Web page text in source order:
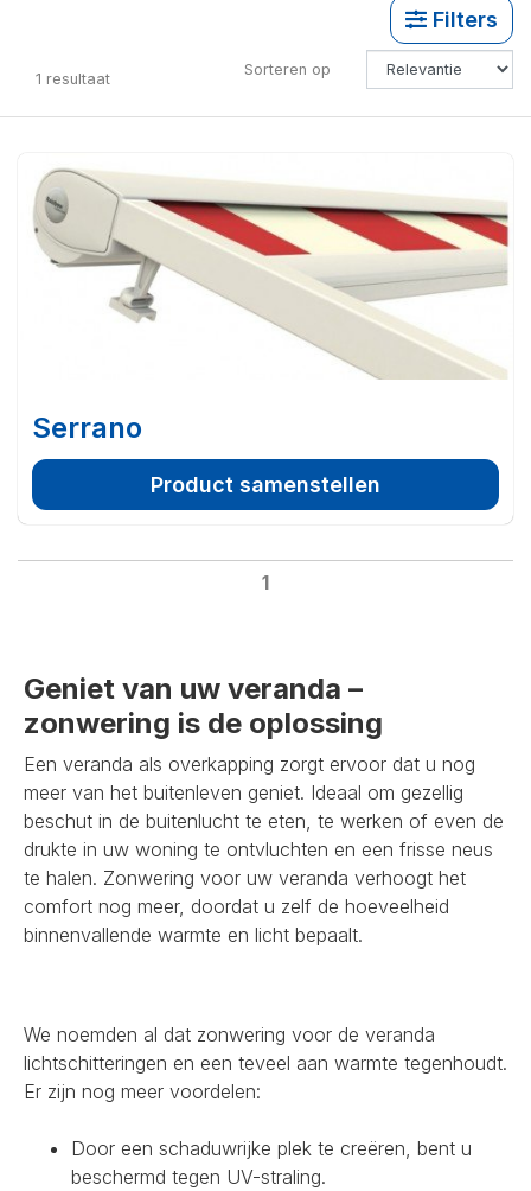
Filters
1 resultaat Sorteren op
Serrano
Product samenstellen
1
Geniet van uw veranda –
zonwering is de oplossing
Een veranda als overkapping zorgt ervoor dat u nog
meer van het buitenleven geniet. Ideaal om gezellig
beschut in de buitenlucht te eten, te werken of even de
drukte in uw woning te ontvluchten en een frisse neus
te halen. Zonwering voor uw veranda verhoogt het
comfort nog meer, doordat u zelf de hoeveelheid
binnenvallende warmte en licht bepaalt.
We noemden al dat zonwering voor de veranda
lichtschitteringen en een teveel aan warmte tegenhoudt.
Er zijn nog meer voordelen:
Door een schaduwrijke plek te creëren, bent u
beschermd tegen UV-straling.